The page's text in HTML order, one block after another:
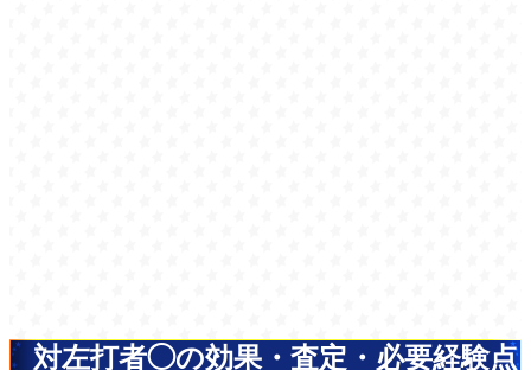
対左打者◯の効果・査定・必要経験点